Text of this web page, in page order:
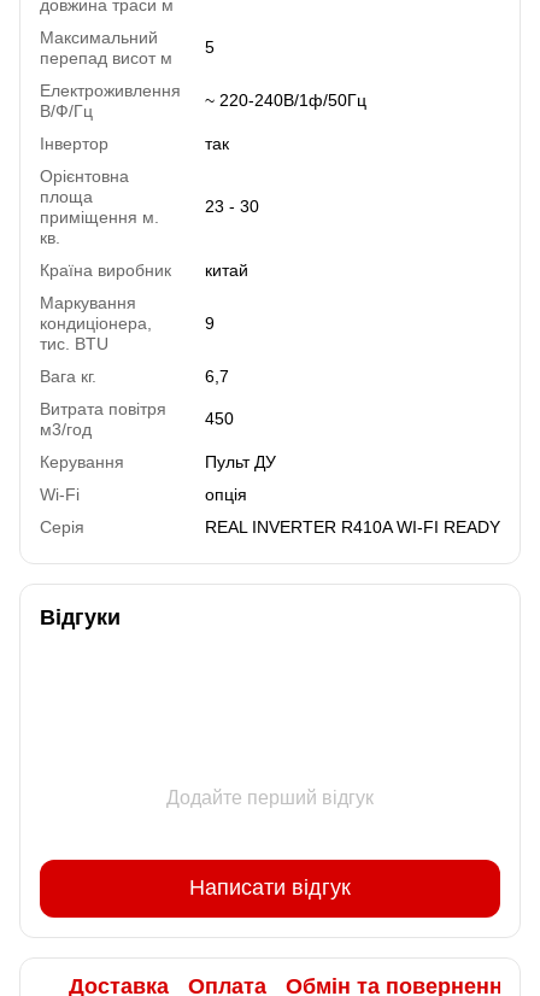
довжина траси м
Максимальний
перепад висот м
5
Електроживлення
В/Ф/Гц
~ 220-240В/1ф/50Гц
Інвертор
так
Орієнтовна
площа
приміщення м.
кв.
23 - 30
Країна виробник
китай
Маркування
кондиціонера,
тис. BTU
9
Вага кг.
6,7
Витрата повітря
м3/год
450
Керування
Пульт ДУ
Wi-Fi
опція
Серія
REAL INVERTER R410A WI-FI READY
Відгуки
Додайте перший відгук
Написати відгук
Доставка Оплата Обмін та повернення